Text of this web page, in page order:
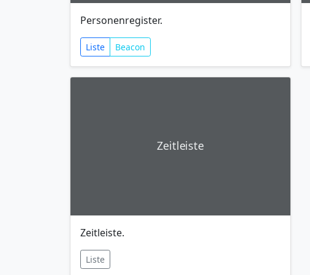
Personenregister.
Liste Beacon
Zeitleiste
Zeitleiste.
Liste